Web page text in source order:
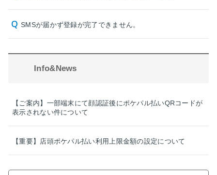
SMSが届かず登録が完了できません。
Info&News
【ご案内】一部端末にて顔認証後にポケパル払いQRコードが
表示されない件について
【重要】店頭ポケパル払い利用上限金額の設定について